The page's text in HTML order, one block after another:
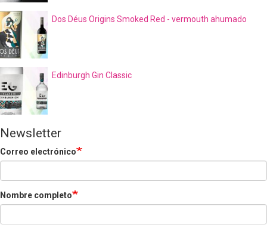
Dos Déus Origins Smoked Red - vermouth ahumado
Edinburgh Gin Classic
Newsletter
Correo electrónico
Nombre completo